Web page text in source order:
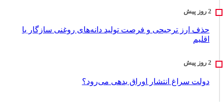
حذف ارز ترجیحی و فرصت تولید دانه‌های روغنی سازگار با
اقلیم
دولت سراغ انتشار اوراق بدهی می‌رود؟